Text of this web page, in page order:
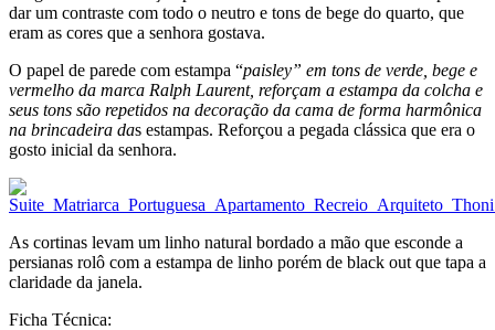
dar um contraste com todo o neutro e tons de bege do quarto, que
eram as cores que a senhora gostava.
O papel de parede com estampa “paisley” em tons de verde, bege e
vermelho da marca Ralph Laurent, reforçam a estampa da colcha e
seus tons são repetidos na decoração da cama de forma harmônica
na brincadeira das estampas. Reforçou a pegada clássica que era o
gosto inicial da senhora.
As cortinas levam um linho natural bordado a mão que esconde a
persianas rolô com a estampa de linho porém de black out que tapa a
claridade da janela.
Ficha Técnica: